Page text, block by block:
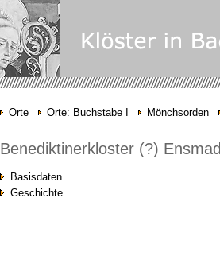
Orte Orte: Buchstabe I Mönchsorden
Benediktinerkloster (?) Ensmad
Basisdaten
Geschichte